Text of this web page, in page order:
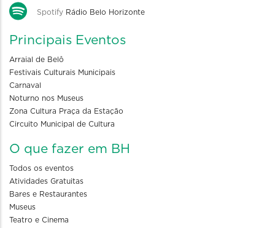
Spotify Rádio Belo Horizonte
Principais Eventos
Arraial de Belô
Festivais Culturais Municipais
Carnaval
Noturno nos Museus
Zona Cultura Praça da Estação
Circuito Municipal de Cultura
O que fazer em BH
Todos os eventos
Atividades Gratuitas
Bares e Restaurantes
Museus
Teatro e Cinema